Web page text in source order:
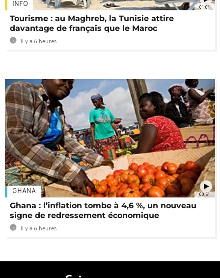
01:01
INFO
Tourisme : au Maghreb, la Tunisie attire
davantage de français que le Maroc
Il y a 6 heures
00:51
GHANA
Ghana : l’inflation tombe à 4,6 %, un nouveau
signe de redressement économique
Il y a 6 heures